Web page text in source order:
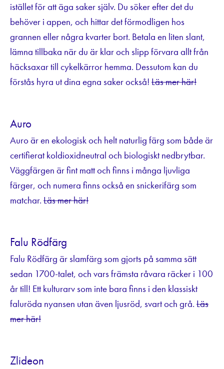
istället för att äga saker själv. Du söker efter det du
behöver i appen, och hittar det förmodligen hos
grannen eller några kvarter bort. Betala en liten slant,
lämna tillbaka när du är klar och slipp förvara allt från
häcksaxar till cykelkärror hemma. Dessutom kan du
förstås hyra ut dina egna saker också! Läs mer här!
Auro
Auro är en ekologisk och helt naturlig färg som både är
certifierat koldioxidneutral och biologiskt nedbrytbar.
Väggfärgen är fint matt och finns i många ljuvliga
färger, och numera finns också en snickerifärg som
matchar. Läs mer här!
Falu Rödfärg
Falu Rödfärg är slamfärg som gjorts på samma sätt
sedan 1700-talet, och vars främsta råvara räcker i 100
år till! Ett kulturarv som inte bara finns i den klassiskt
faluröda nyansen utan även ljusröd, svart och grå. Läs
mer här!
Zlideon